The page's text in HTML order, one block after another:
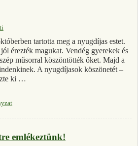
tartotta meg a nyugdíjas estet.
érezték magukat. Vendég gyerekek és
műsorral köszöntötték őket. Majd a
A nyugdíjasok köszönetét –
ki …
emlékeztünk!